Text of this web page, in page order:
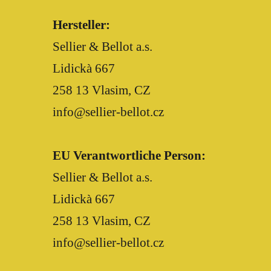
Hersteller:
Sellier & Bellot a.s.
Lidickà 667
258 13 Vlasim, CZ
info@sellier-bellot.cz
EU Verantwortliche Person:
Sellier & Bellot a.s.
Lidickà 667
258 13 Vlasim, CZ
info@sellier-bellot.cz